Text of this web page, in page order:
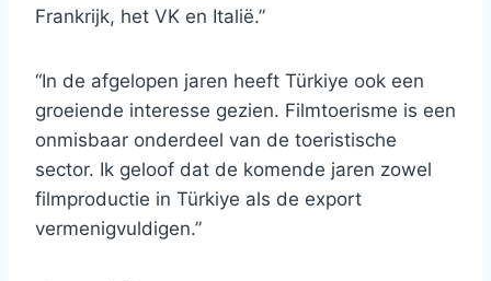
Frankrijk, het VK en Italië.”
“In de afgelopen jaren heeft Türkiye ook een
groeiende interesse gezien. Filmtoerisme is een
onmisbaar onderdeel van de toeristische
sector. Ik geloof dat de komende jaren zowel
filmproductie in Türkiye als de export
vermenigvuldigen.”